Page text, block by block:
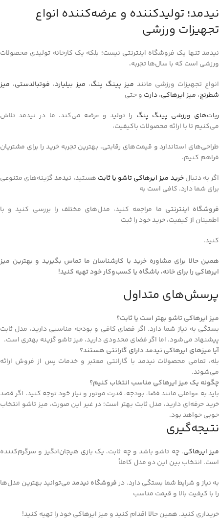
نیدمد؛ تولیدکننده و عرضه‌کننده انواع
تجهیزات ورزشی
نیدمد تنها یک فروشگاه اینترنتی نیست؛ بلکه یک کارخانه تولیدی محصولات
ورزشی است که با سال‌ها تجربه،
انواع تجهیزات ورزشی مانند میز پینگ پنگ، میز بیلیارد، فوتبالدستی، میز
شطرنج، میز ایرهاکی،دارت و حتی
ربات‌های ورزشی پینگ پنگ را تولید و عرضه می‌کند. ما در نیدمد تلاش
می‌کنیم تا با ارائه محصولات باکیفیت،
طراحی‌های استاندارد و قیمت‌های رقابتی، بهترین تجربه خرید را برای مشتریان
فراهم کنیم.
اگر به دنبالخرید میز ایرهاکی تاشو یا ثابت هستید، نیدمدگزینه‌های متنوعی
برای شما دارد. کافی است به
فروشگاه اینترنتی ما مراجعه کنید، مدل‌های مختلف را بررسی کنید و با
اطمینان از کیفیت، خرید خود را ثبت
کنید.
همین حالا برای مشاوره خرید با کارشناسان ما تماس بگیرید و بهترین میز
ایرهاکی را برای خانه، باشگاه یا کسب‌وکار خود تهیه کنید!
پرسش‌های متداول
میز ایرهاکی تاشو بهتر است یا ثابت؟
بستگی به نیاز شما دارد. اگر فضای کافی و بودجه مناسبی دارید، مدل ثابت
پیشنهاد می‌شود. اما اگر فضای محدودی دارید، میز تاشو گزینه بهتری است.
آیا میزهای ایرهاکی نیدمد دارای گارانتی هستند؟
بله، تمامی محصولات نیدمد با گارانتی معتبر و خدمات پس از فروش ارائه
می‌شوند.
چگونه یک میز ایرهاکی مناسب انتخاب کنیم؟
باید به عواملی مانند فضا، بودجه، قدرت موتور و نیاز خود توجه کنید. اگر قصد
خرید حرفه‌ای دارید، مدل ثابت بهتر است؛ در غیر این صورت، میز تاشو انتخاب
خوبی خواهد بود.
نتیجه‌گیری
میز ایرهاکی، چه تاشو باشد و چه ثابت، یک بازی هیجان‌انگیز و سرگرم‌کننده
است. انتخاب بین این دو مدل کاملاً
به نیاز و شرایط شما بستگی دارد. درفروشگاه نیدمدمی‌توانید بهترین مدل‌ها
را با کیفیت بالا و قیمت مناسب
خریداری کنید. همین حالا اقدام کنید و میز ایرهاکی خود را تهیه کنید!